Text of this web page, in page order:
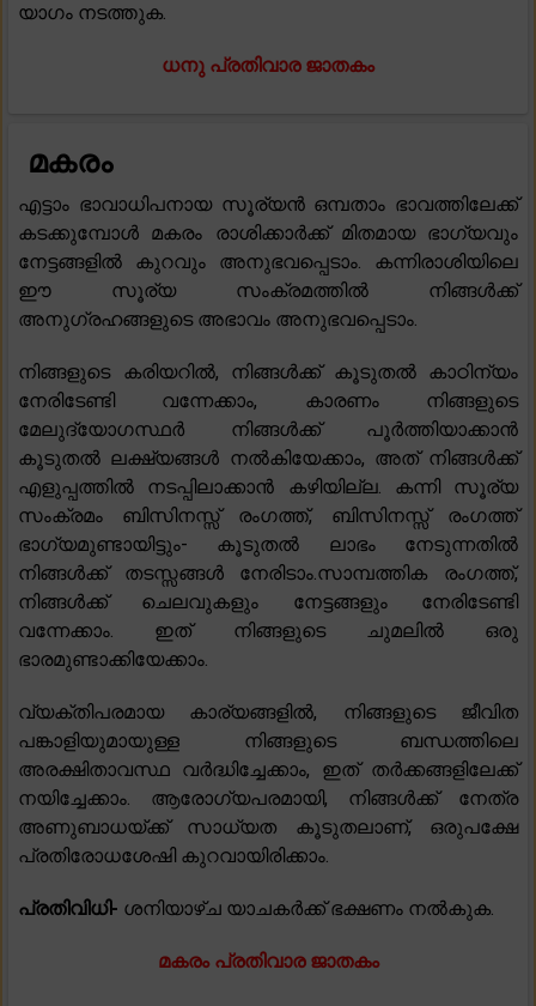
യാഗം നടത്തുക.
ധനു പ്രതിവാര ജാതകം
മകരം
എട്ടാം ഭാവാധിപനായ സൂര്യൻ ഒമ്പതാം ഭാവത്തിലേക്ക്
കടക്കുമ്പോൾ മകരം രാശിക്കാർക്ക് മിതമായ ഭാഗ്യവും
നേട്ടങ്ങളിൽ കുറവും അനുഭവപ്പെടാം. കന്നിരാശിയിലെ
ഈ സൂര്യ സംക്രമത്തിൽ നിങ്ങൾക്ക്
അനുഗ്രഹങ്ങളുടെ അഭാവം അനുഭവപ്പെടാം.
നിങ്ങളുടെ കരിയറിൽ, നിങ്ങൾക്ക് കൂടുതൽ കാഠിന്യം
നേരിടേണ്ടി വന്നേക്കാം, കാരണം നിങ്ങളുടെ
മേലുദ്യോഗസ്ഥർ നിങ്ങൾക്ക് പൂർത്തിയാക്കാൻ
കൂടുതൽ ലക്ഷ്യങ്ങൾ നൽകിയേക്കാം, അത് നിങ്ങൾക്ക്
എളുപ്പത്തിൽ നടപ്പിലാക്കാൻ കഴിയില്ല. കന്നി സൂര്യ
സംക്രമം ബിസിനസ്സ് രംഗത്ത്, ബിസിനസ്സ് രംഗത്ത്
ഭാഗ്യമുണ്ടായിട്ടും- കൂടുതൽ ലാഭം നേടുന്നതിൽ
നിങ്ങൾക്ക് തടസ്സങ്ങൾ നേരിടാം.സാമ്പത്തിക രംഗത്ത്,
നിങ്ങൾക്ക് ചെലവുകളും നേട്ടങ്ങളും നേരിടേണ്ടി
വന്നേക്കാം. ഇത് നിങ്ങളുടെ ചുമലിൽ ഒരു
ഭാരമുണ്ടാക്കിയേക്കാം.
വ്യക്തിപരമായ കാര്യങ്ങളിൽ, നിങ്ങളുടെ ജീവിത
പങ്കാളിയുമായുള്ള നിങ്ങളുടെ ബന്ധത്തിലെ
അരക്ഷിതാവസ്ഥ വർദ്ധിച്ചേക്കാം, ഇത് തർക്കങ്ങളിലേക്ക്
നയിച്ചേക്കാം. ആരോഗ്യപരമായി, നിങ്ങൾക്ക് നേത്ര
അണുബാധയ്ക്ക് സാധ്യത കൂടുതലാണ്, ഒരുപക്ഷേ
പ്രതിരോധശേഷി കുറവായിരിക്കാം.
പ്രതിവിധി- ശനിയാഴ്ച യാചകർക്ക് ഭക്ഷണം നൽകുക.
മകരം പ്രതിവാര ജാതകം